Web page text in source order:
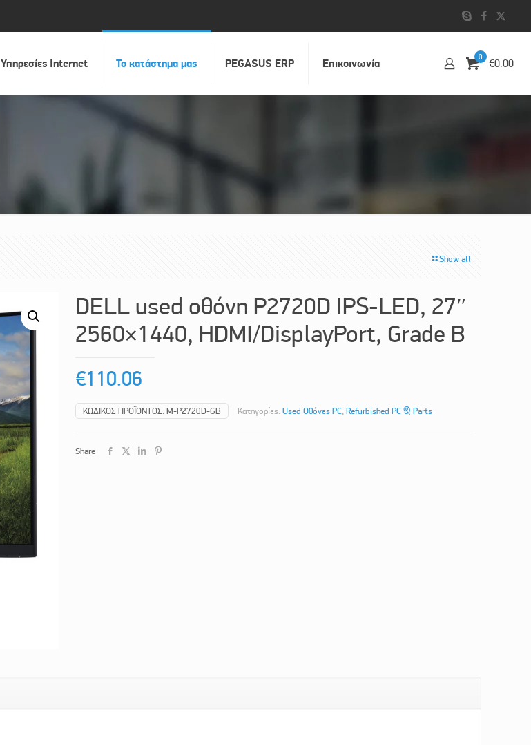
Υπηρεσίες Internet Το κατάστημα μας PEGASUS ERP Επικοινωvία 0 €0.00
Show all
DELL used οθόνη P2720D IPS-LED, 27″
2560×1440, HDMI/DisplayPort, Grade B
€110.06
ΚΩΔΙΚΌΣ ΠΡΟΪΌΝΤΟΣ: M-P2720D-GB Κατηγορίες: Used Οθόνες PC, Refurbished PC & Parts
Share